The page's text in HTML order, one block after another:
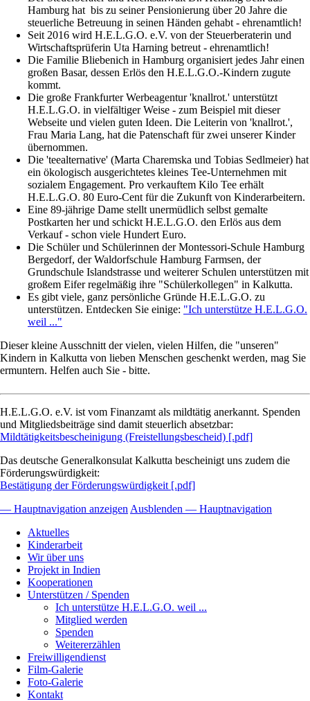
Hamburg hat bis zu seiner Pensionierung über 20 Jahre die
steuerliche Betreuung in seinen Händen gehabt - ehrenamtlich!
Seit 2016 wird H.E.L.G.O. e.V. von der Steuerberaterin und
Wirtschaftsprüferin Uta Harning betreut - ehrenamtlich!
Die Familie Bliebenich in Hamburg organisiert jedes Jahr einen
großen Basar, dessen Erlös den H.E.L.G.O.-Kindern zugute
kommt.
Die große Frankfurter Werbeagentur 'knallrot.' unterstützt
H.E.L.G.O. in vielfältiger Weise - zum Beispiel mit dieser
Webseite und vielen guten Ideen. Die Leiterin von 'knallrot.',
Frau Maria Lang, hat die Patenschaft für zwei unserer Kinder
übernommen.
Die 'teealternative' (Marta Charemska und Tobias Sedlmeier) hat
ein ökologisch ausgerichtetes kleines Tee-Unternehmen mit
sozialem Engagement. Pro verkauftem Kilo Tee erhält
H.E.L.G.O. 80 Euro-Cent für die Zukunft von Kinderarbeitern.
Eine 89-jährige Dame stellt unermüdlich selbst gemalte
Postkarten her und schickt H.E.L.G.O. den Erlös aus dem
Verkauf - schon viele Hundert Euro.
Die Schüler und Schülerinnen der Montessori-Schule Hamburg
Bergedorf, der Waldorfschule Hamburg Farmsen, der
Grundschule Islandstrasse und weiterer Schulen unterstützen mit
großem Eifer regelmäßig ihre "Schülerkollegen" in Kalkutta.
Es gibt viele, ganz persönliche Gründe H.E.L.G.O. zu
unterstützen. Entdecken Sie einige: "Ich unterstütze H.E.L.G.O.
weil ..."
Dieser kleine Ausschnitt der vielen, vielen Hilfen, die "unseren"
Kindern in Kalkutta von lieben Menschen geschenkt werden, mag Sie
ermuntern. Helfen auch Sie - bitte.
H.E.L.G.O. e.V. ist vom Finanzamt als mildtätig anerkannt. Spenden
und Mitgliedsbeiträge sind damit steuerlich absetzbar:
Mildtätigkeitsbescheinigung (Freistellungsbescheid) [.pdf]
Das deutsche Generalkonsulat Kalkutta bescheinigt uns zudem die
Förderungswürdigkeit:
Bestätigung der Förderungswürdigkeit [.pdf]
Hauptnavigation
— Hauptnavigation anzeigen Ausblenden — Hauptnavigation
Aktuelles
Kinderarbeit
Wir über uns
Projekt in Indien
Kooperationen
Unterstützen / Spenden
Ich unterstütze H.E.L.G.O. weil ...
Mitglied werden
Spenden
Weitererzählen
Freiwilligendienst
Film-Galerie
Foto-Galerie
Kontakt